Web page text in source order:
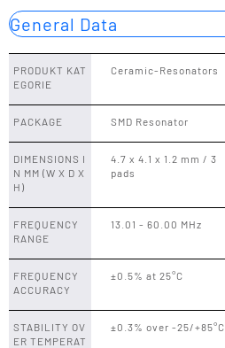
General Data
PRODUKT KAT
EGORIE
Ceramic-Resonators
PACKAGE SMD Resonator
DIMENSIONS I
N MM (W X D X
H)
4.7 x 4.1 x 1.2 mm / 3
pads
FREQUENCY
RANGE
13.01 - 60.00 MHz
FREQUENCY
ACCURACY
±0.5% at 25°C
STABILITY OV
ER TEMPERAT
±0.3% over -25/+85°C